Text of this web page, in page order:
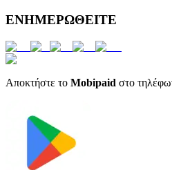
ΕΝΗΜΕΡΩΘΕΙΤΕ
Αποκτήστε το Mobipaid στο